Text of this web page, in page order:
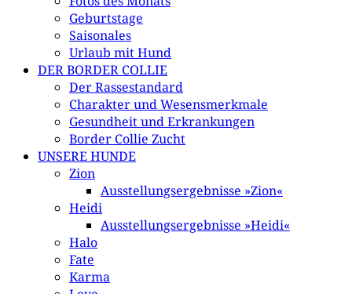
Geburtstage
Saisonales
Urlaub mit Hund
DER BORDER COLLIE
Der Rassestandard
Charakter und Wesensmerkmale
Gesundheit und Erkrankungen
Border Collie Zucht
UNSERE HUNDE
Zion
Ausstellungsergebnisse »Zion«
Heidi
Ausstellungsergebnisse »Heidi«
Halo
Fate
Karma